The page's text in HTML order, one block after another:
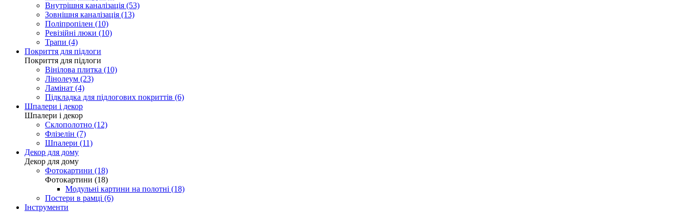
Внутрішня каналізація (53)
Зовнішня каналізація (13)
Поліпропілен (10)
Ревізійні люки (10)
Трапи (4)
Покриття для підлоги
Покриття для підлоги
Вінілова плитка (10)
Лінолеум (23)
Ламінат (4)
Підкладка для підлогових покриттів (6)
Шпалери і декор
Шпалери і декор
Склополотно (12)
Флізелін (7)
Шпалери (11)
Декор для дому
Декор для дому
Фотокартини (18)
Фотокартини (18)
Модульні картини на полотні (18)
Постери в рамці (6)
Інструменти